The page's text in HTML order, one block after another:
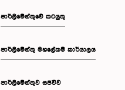
පාර්ලිමේන්තුවේ කටයුතු
පාර්ලිමේන්තු මහලේකම් කාර්යාලය
පාර්ලිමේන්තුව සජීවීව